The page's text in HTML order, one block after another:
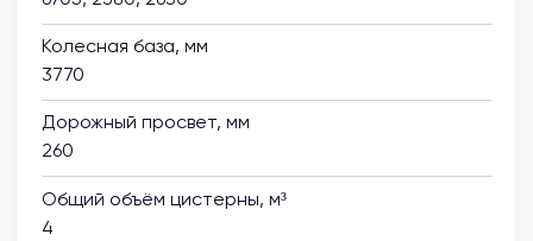
Колесная база, мм
3770
Дорожный просвет, мм
260
Общий объём цистерны, м³
4